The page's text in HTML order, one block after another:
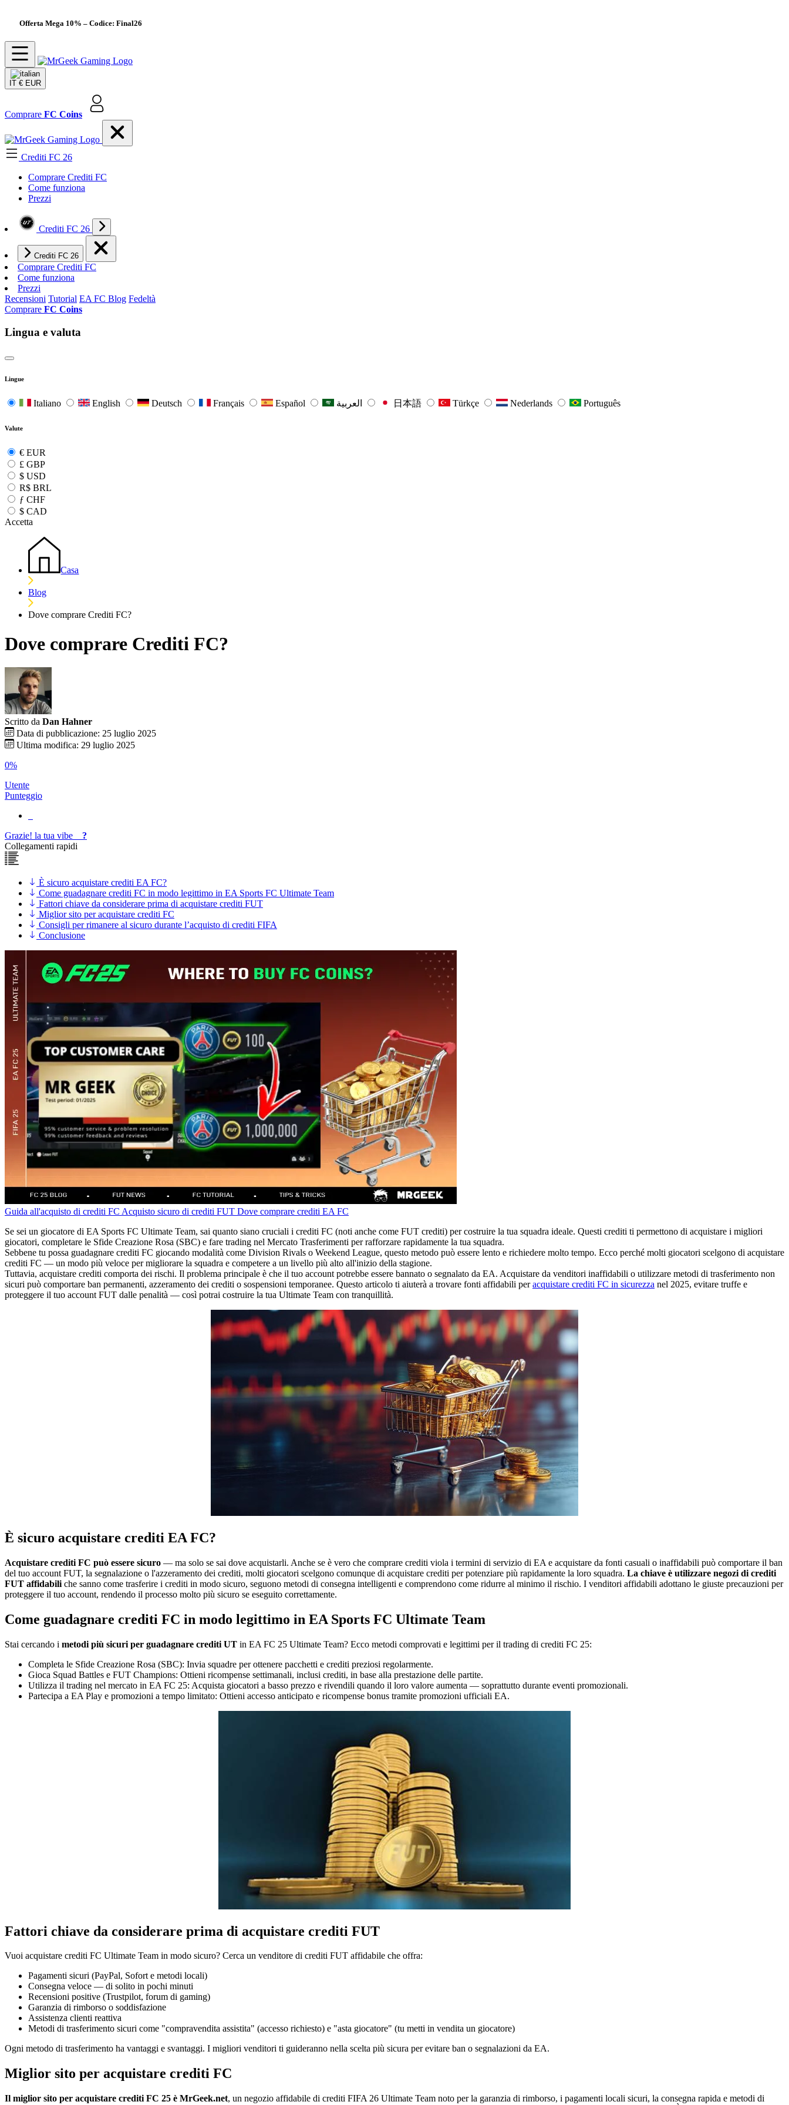
Offerta Mega 10% – Codice: Final26
IT € EUR
Comprare FC Coins
Crediti FC 26
Comprare Crediti FC
Come funziona
Prezzi
Crediti FC 26
Crediti FC 26
Comprare Crediti FC
Come funziona
Prezzi
Recensioni Tutorial EA FC Blog Fedeltà
Comprare FC Coins
Lingua e valuta
Lingue
Italiano English Deutsch Français Español 日本語 Türkçe Nederlands Português
Valute
€ EUR
£ GBP
$ USD
R$ BRL
ƒ CHF
$ CAD
Accetta
Casa
Blog
Dove comprare Crediti FC?
Dove comprare Crediti FC?
Scritto da Dan Hahner
Data di pubblicazione: 25 luglio 2025
Ultima modifica: 29 luglio 2025
0%
Utente
Punteggio
Grazie! la tua vibe
?
Collegamenti rapidi
È sicuro acquistare crediti EA FC?
Come guadagnare crediti FC in modo legittimo in EA Sports FC Ultimate Team
Fattori chiave da considerare prima di acquistare crediti FUT
Miglior sito per acquistare crediti FC
Consigli per rimanere al sicuro durante l’acquisto di crediti FIFA
Conclusione
Guida all'acquisto di crediti FC Acquisto sicuro di crediti FUT Dove comprare crediti EA FC
Se sei un giocatore di EA Sports FC Ultimate Team, sai quanto siano cruciali i crediti FC (noti anche come FUT crediti) per costruire la tua squadra ideale. Questi crediti ti permettono di acquistare i migliori
giocatori, completare le Sfide Creazione Rosa (SBC) e fare trading nel Mercato Trasferimenti per rafforzare rapidamente la tua squadra.
Sebbene tu possa guadagnare crediti FC giocando modalità come Division Rivals o Weekend League, questo metodo può essere lento e richiedere molto tempo. Ecco perché molti giocatori scelgono di acquistare
crediti FC — un modo più veloce per migliorare la squadra e competere a un livello più alto all'inizio della stagione.
Tuttavia, acquistare crediti comporta dei rischi. Il problema principale è che il tuo account potrebbe essere bannato o segnalato da EA. Acquistare da venditori inaffidabili o utilizzare metodi di trasferimento non
sicuri può comportare ban permanenti, azzeramento dei crediti o sospensioni temporanee. Questo articolo ti aiuterà a trovare fonti affidabili peracquistare crediti FC in sicurezza nel 2025, evitare truffe e
proteggere il tuo account FUT dalle penalità — così potrai costruire la tua Ultimate Team con tranquillità.
È sicuro acquistare crediti EA FC?
Acquistare crediti FC può essere sicuro — ma solo se sai dove acquistarli. Anche se è vero che comprare crediti viola i termini di servizio di EA e acquistare da fonti casuali o inaffidabili può comportare il ban
del tuo account FUT, la segnalazione o l'azzeramento dei crediti, molti giocatori scelgono comunque di acquistare crediti per potenziare più rapidamente la loro squadra. La chiave è utilizzare negozi di crediti
FUT affidabili che sanno come trasferire i crediti in modo sicuro, seguono metodi di consegna intelligenti e comprendono come ridurre al minimo il rischio. I venditori affidabili adottano le giuste precauzioni per
proteggere il tuo account, rendendo il processo molto più sicuro se eseguito correttamente.
Come guadagnare crediti FC in modo legittimo in EA Sports FC Ultimate Team
Stai cercando i metodi più sicuri per guadagnare crediti UT in EA FC 25 Ultimate Team? Ecco metodi comprovati e legittimi per il trading di crediti FC 25:
Completa le Sfide Creazione Rosa (SBC): Invia squadre per ottenere pacchetti e crediti preziosi regolarmente.
Gioca Squad Battles e FUT Champions: Ottieni ricompense settimanali, inclusi crediti, in base alla prestazione delle partite.
Utilizza il trading nel mercato in EA FC 25: Acquista giocatori a basso prezzo e rivendili quando il loro valore aumenta — soprattutto durante eventi promozionali.
Partecipa a EA Play e promozioni a tempo limitato: Ottieni accesso anticipato e ricompense bonus tramite promozioni ufficiali EA.
Fattori chiave da considerare prima di acquistare crediti FUT
Vuoi acquistare crediti FC Ultimate Team in modo sicuro? Cerca un venditore di crediti FUT affidabile che offra:
Pagamenti sicuri (PayPal, Sofort e metodi locali)
Consegna veloce — di solito in pochi minuti
Recensioni positive (Trustpilot, forum di gaming)
Garanzia di rimborso o soddisfazione
Assistenza clienti reattiva
Metodi di trasferimento sicuri come "compravendita assistita" (accesso richiesto) e "asta giocatore" (tu metti in vendita un giocatore)
Ogni metodo di trasferimento ha vantaggi e svantaggi. I migliori venditori ti guideranno nella scelta più sicura per evitare ban o segnalazioni da EA.
Miglior sito per acquistare crediti FC
Il miglior sito per acquistare crediti FC 25 è MrGeek.net, un negozio affidabile di crediti FIFA 26 Ultimate Team noto per la garanzia di rimborso, i pagamenti locali sicuri, la consegna rapida e metodi di